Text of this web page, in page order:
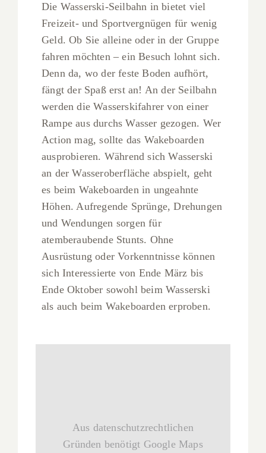
Die Wasserski-Seilbahn in bietet viel
Freizeit- und Sportvergnügen für wenig
Geld. Ob Sie alleine oder in der Gruppe
fahren möchten – ein Besuch lohnt sich.
Denn da, wo der feste Boden aufhört,
fängt der Spaß erst an! An der Seilbahn
werden die Wasserskifahrer von einer
Rampe aus durchs Wasser gezogen. Wer
Action mag, sollte das Wakeboarden
ausprobieren. Während sich Wasserski
an der Wasseroberfläche abspielt, geht
es beim Wakeboarden in ungeahnte
Höhen. Aufregende Sprünge, Drehungen
und Wendungen sorgen für
atemberaubende Stunts. Ohne
Ausrüstung oder Vorkenntnisse können
sich Interessierte von Ende März bis
Ende Oktober sowohl beim Wasserski
als auch beim Wakeboarden erproben.
Aus datenschutzrechtlichen
Gründen benötigt Google Maps